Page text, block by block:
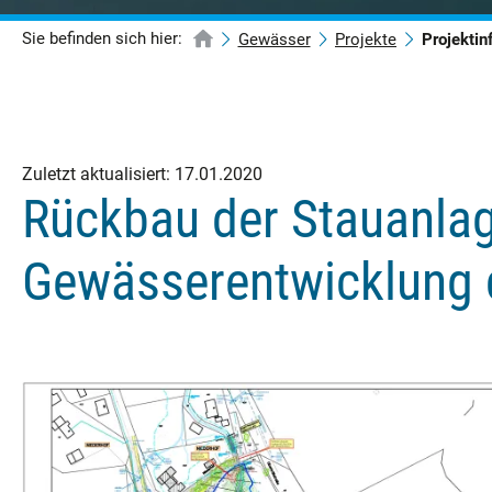
Sie befinden sich hier: Gewässer Projekte
Zuletzt aktualisiert: 17.01.2020
Rückbau der